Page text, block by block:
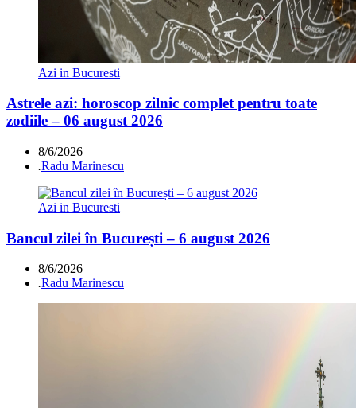
Azi in Bucuresti
Astrele azi: horoscop zilnic complet pentru toate
zodiile – 06 august 2026
8/6/2026
.Radu Marinescu
Azi in Bucuresti
Bancul zilei în București – 6 august 2026
8/6/2026
.Radu Marinescu